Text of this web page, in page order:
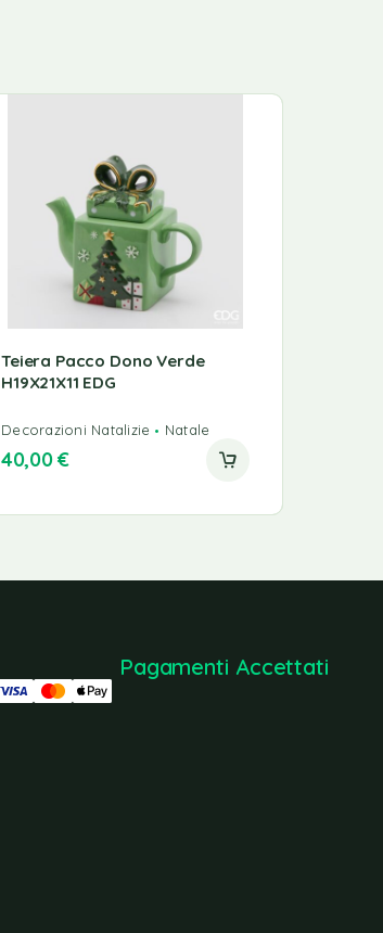
Teiera Pacco Dono Verde
H19X21X11 EDG
Decorazioni Natalizie Natale
40,00€
Pagamenti Accettati